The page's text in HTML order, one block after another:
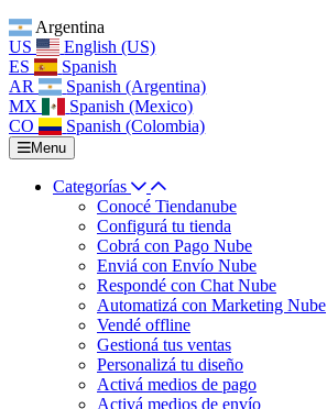
Argentina
US
English (US)
ES
Spanish
AR
Spanish (Argentina)
MX
Spanish (Mexico)
CO
Spanish (Colombia)
Menu
Categorías
Conocé Tiendanube
Configurá tu tienda
Cobrá con Pago Nube
Enviá con Envío Nube
Respondé con Chat Nube
Automatizá con Marketing Nube
Vendé offline
Gestioná tus ventas
Personalizá tu diseño
Activá medios de pago
Activá medios de envío